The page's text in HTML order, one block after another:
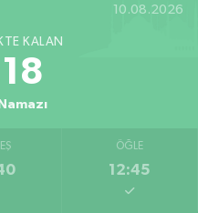
10.08.2026
KALAN
ÖĞLE
12:45